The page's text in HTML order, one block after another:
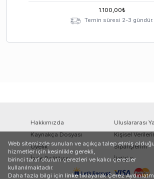
1.100,00₺
Temin süresi 2-3 gündür.
Hakkımızda
Uluslararası
Kaynakça Dosyası
Kişisel
Üyelik
Siparişlerim
İade Politikası
İletişim
Web sitemizde sunulan ve açıkça talep etmiş
hizmetler için kesinlikle gerekli,
birinci taraf oturum çerezleri ve kalıcı çerezler
kullanılmaktadır.
Daha fazla bilgi için linke tıklayarak Çerez